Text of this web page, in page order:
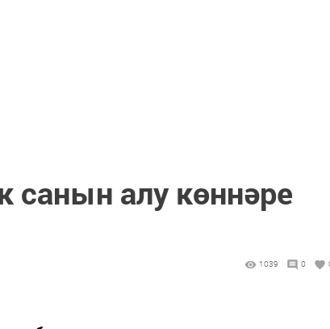
санын алу көннәре
1039 0